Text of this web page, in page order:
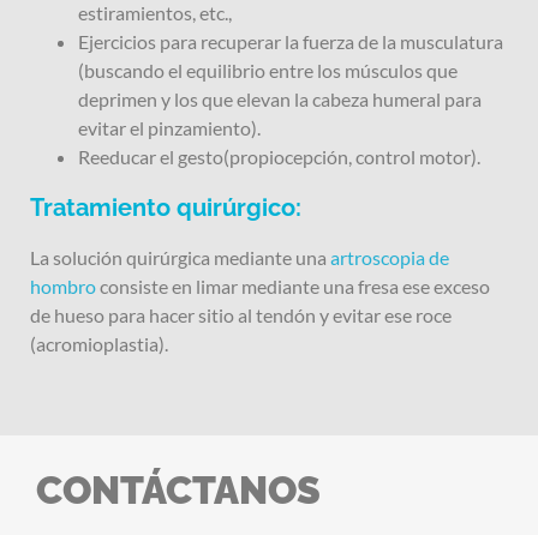
estiramientos, etc.,
Ejercicios para recuperar la fuerza de la musculatura
(buscando el equilibrio entre los músculos que
deprimen y los que elevan la cabeza humeral para
evitar el pinzamiento).
Reeducar el gesto(propiocepción, control motor).
Tratamiento quirúrgico:
La solución quirúrgica mediante una artroscopia de
hombroconsiste en limar mediante una fresa ese exceso
de hueso para hacer sitio al tendón y evitar ese roce
(acromioplastia).
CONTÁCTANOS